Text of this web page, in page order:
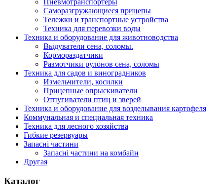
Пневмотранспортёры
Саморазгружающиеся прицепы
Тележки и транспортные устройства
Техника для перевозки воды
Техника и оборудование для животноводства
Выдуватели сена, соломы.
Кормораздатчики
Размотчики рулонов сена, соломы
Техника для садов и виноградников
Измельчители, косилки
Прицепные опрыскиватели
Отпугиватели птиц и зверей
Техника и оборудование для возделывания картофеля
Коммунальная и специальная техника
Техника для лесного хозяйства
Гибкие резервуары
Запасні частини
Запасні частини на комбайн
Другая
Каталог